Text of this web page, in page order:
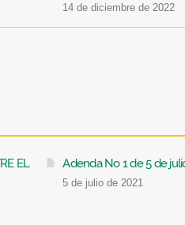
14 de diciembre de 2022
EL
Adenda No 1 de 5 de
5 de julio de 2021